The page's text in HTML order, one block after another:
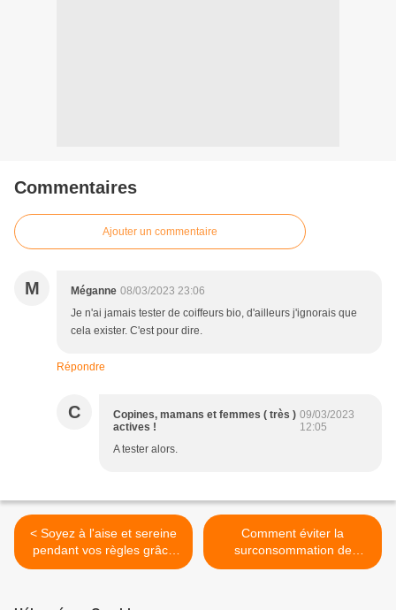
Commentaires
Ajouter un commentaire
M Méganne 08/03/2023 23:06
Je n'ai jamais tester de coiffeurs bio, d'ailleurs j'ignorais que
cela exister. C'est pour dire.
Répondre
C
Copines, mamans et femmes ( très )
actives !
09/03/2023
12:05
A tester alors.
< Soyez à l'aise et sereine
pendant vos règles grâce
aux culottes menstruelles
Comment éviter la
surconsommation de
carburant pendant l’hiver ?